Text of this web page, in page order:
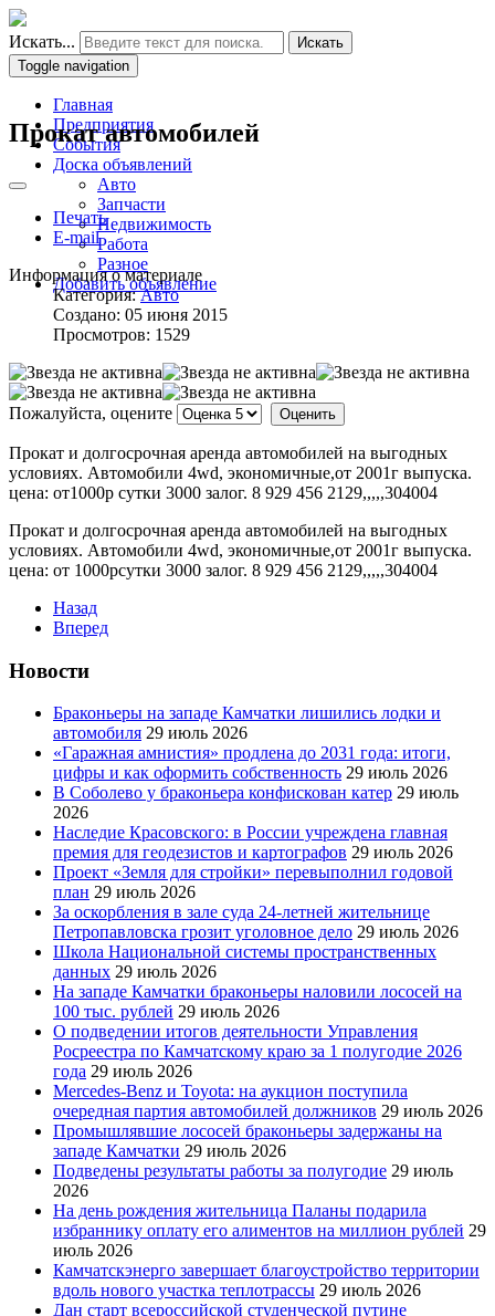
Искать...
Искать
Toggle navigation
Главная
Предприятия
События
Доска объявлений
Авто
Запчасти
Недвижимость
Работа
Разное
Добавить объявление
Прокат автомобилей
Печать
E-mail
Информация о материале
Категория:Авто
Создано: 05 июня 2015
Просмотров: 1529
Пожалуйста, оцените
Прокат и долгосрочная аренда автомобилей на выгодных
условиях. Автомобили 4wd, экономичные,от 2001г выпуска.
цена: от1000р сутки 3000 залог. 8 929 456 2129,,,,,304004
Прокат и долгосрочная аренда автомобилей на выгодных
условиях. Автомобили 4wd, экономичные,от 2001г выпуска.
цена: от 1000рсутки 3000 залог. 8 929 456 2129,,,,,304004
Назад
Вперед
Новости
Браконьеры на западе Камчатки лишились лодки и
автомобиля 29 июль 2026
«Гаражная амнистия» продлена до 2031 года: итоги,
цифры и как оформить собственность 29 июль 2026
В Соболево у браконьера конфискован катер 29 июль
2026
Наследие Красовского: в России учреждена главная
премия для геодезистов и картографов 29 июль 2026
Проект «Земля для стройки» перевыполнил годовой
план 29 июль 2026
За оскорбления в зале суда 24-летней жительнице
Петропавловска грозит уголовное дело 29 июль 2026
Школа Национальной системы пространственных
данных 29 июль 2026
На западе Камчатки браконьеры наловили лососей на
100 тыс. рублей 29 июль 2026
О подведении итогов деятельности Управления
Росреестра по Камчатскому краю за 1 полугодие 2026
года 29 июль 2026
Mercedes-Benz и Toyota: на аукцион поступила
очередная партия автомобилей должников 29 июль 2026
Промышлявшие лососей браконьеры задержаны на
западе Камчатки 29 июль 2026
Подведены результаты работы за полугодие 29 июль
2026
На день рождения жительница Паланы подарила
избраннику оплату его алиментов на миллион рублей 29
июль 2026
Камчатскэнерго завершает благоустройство территории
вдоль нового участка теплотрассы 29 июль 2026
Дан старт всероссийской студенческой путине